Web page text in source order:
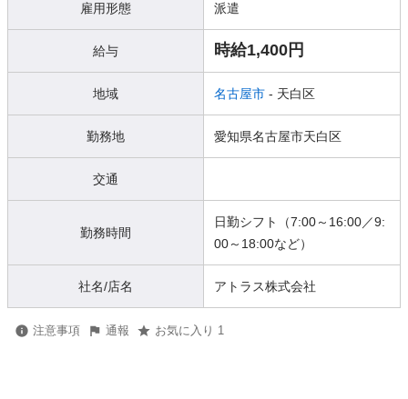
雇用形態 派遣
給与 時給1,400円
地域 名古屋市 - 天白区
勤務地 愛知県名古屋市天白区
交通
勤務時間
日勤シフト（7:00～16:00／9:
00～18:00など）
社名/店名 アトラス株式会社
注意事項 通報 お気に入り 1